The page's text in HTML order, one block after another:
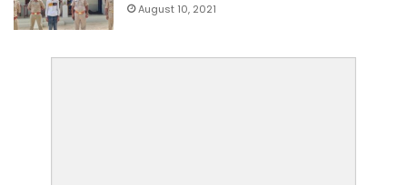
August 10, 2021